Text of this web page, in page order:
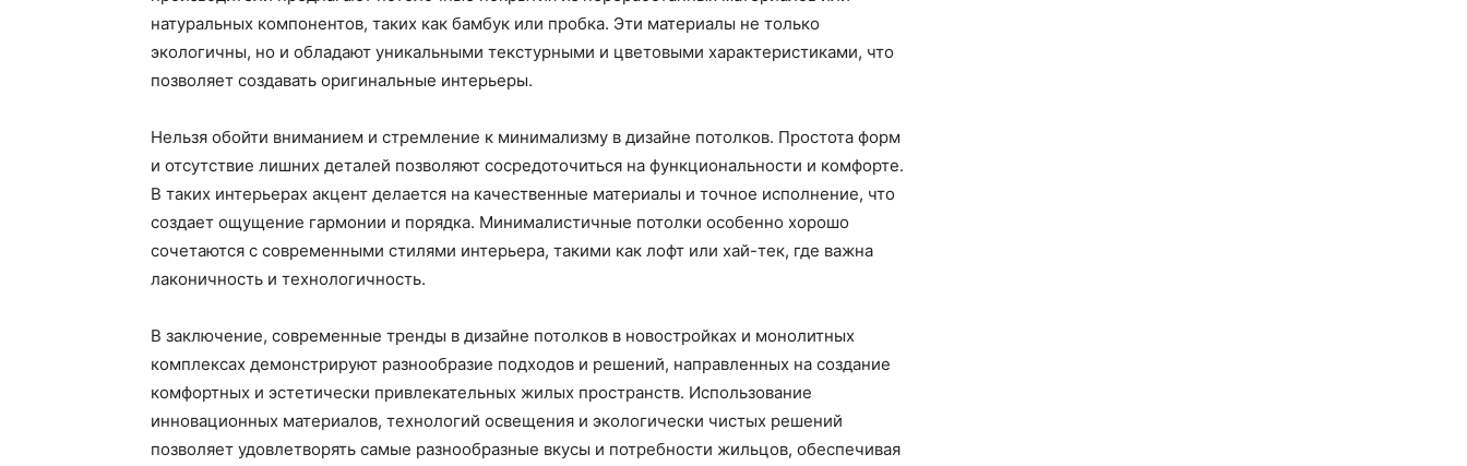
натуральных компонентов, таких как бамбук или пробка. Эти материалы не только
экологичны, но и обладают уникальными текстурными и цветовыми характеристиками, что
позволяет создавать оригинальные интерьеры.
Нельзя обойти вниманием и стремление к минимализму в дизайне потолков. Простота форм
и отсутствие лишних деталей позволяют сосредоточиться на функциональности и комфорте.
В таких интерьерах акцент делается на качественные материалы и точное исполнение, что
создает ощущение гармонии и порядка. Минималистичные потолки особенно хорошо
сочетаются с современными стилями интерьера, такими как лофт или хай-тек, где важна
лаконичность и технологичность.
В заключение, современные тренды в дизайне потолков в новостройках и монолитных
комплексах демонстрируют разнообразие подходов и решений, направленных на создание
комфортных и эстетически привлекательных жилых пространств. Использование
инновационных материалов, технологий освещения и экологически чистых решений
позволяет удовлетворять самые разнообразные вкусы и потребности жильцов, обеспечивая